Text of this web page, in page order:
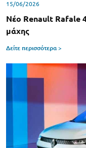
15/06/2026
Νέο Renault Rafale
μάχης
Δείτε περισσότερα >